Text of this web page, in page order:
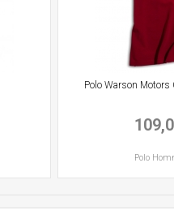
Polo Warson Motors
Polo